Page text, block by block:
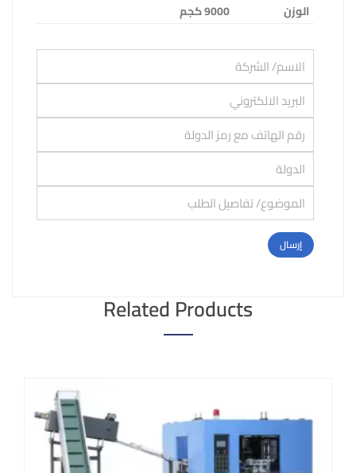
الوزن
9000كجم
Related Products